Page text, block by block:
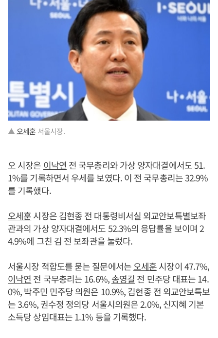
▲오세훈 서울시장.
오 시장은 이낙연 전 국무총리와 가상 양자대결에서도 51.
1%를 기록하면서 우세를 보였다. 이 전 국무총리는 32.9%
를 기록했다.
오세훈시장은 김현종 전 대통령비서실 외교안보특별보좌
관과의 가상 양자대결에서도 52.3%의 응답률을 보이며 2
4.9%에 그친 김 전 보좌관을 눌렀다.
서울시장 적합도를 묻는 질문에서는오세훈시장이 47.7%,
이낙연 전 국무총리는 16.6%,송영길 전 민주당 대표는 14.
0%, 박주민 민주당 의원은 10.9%, 김현종 전 외교안보특보
는 3.6%, 권수정 정의당 서울시의원은 2.0%, 신지혜 기본
소득당 상임대표는 1.1% 등을 기록했다.